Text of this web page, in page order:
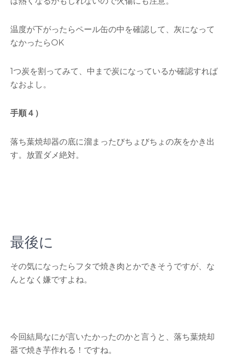
温度が下がったらペール缶の中を確認して、灰になって
なかったらOK
1つ炭を割ってみて、中まで炭になっているか確認すれば
なおよし。
手順４）
落ち葉焼却器の底に溜まったびちょびちょの灰をかき出
す。放置ダメ絶対。
最後に
その気になったらフタで焼き肉とかできそうですが、な
んとなく嫌ですよね。
今回結局なにが言いたかったのかと言うと、落ち葉焼却
器で焼き芋作れる！ですね。